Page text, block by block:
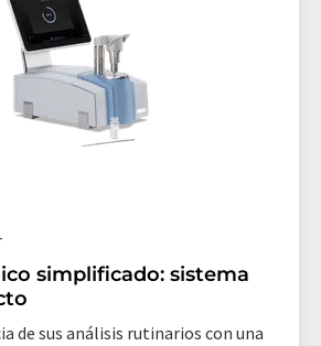
simplificado: sistema
de sus análisis rutinarios con una